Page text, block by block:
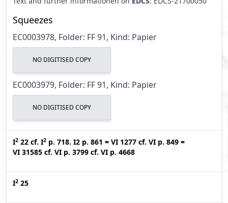
Squeezes
EC0003978, Folder: FF 91, Kind: Papier
NO DIGITISED COPY
EC0003979, Folder: FF 91, Kind: Papier
NO DIGITISED COPY
I2 22 cf. I2 p. 718. I2 p. 861 = VI 1277 cf. VI p. 849 =
VI 31585 cf. VI p. 3799 cf. VI p. 4668
I2 25